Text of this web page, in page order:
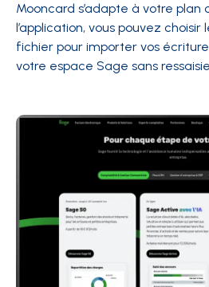
Mooncard s’adapte à votre plan
l’application, vous pouvez
fichier pour importer vos
votre espace Sage sans